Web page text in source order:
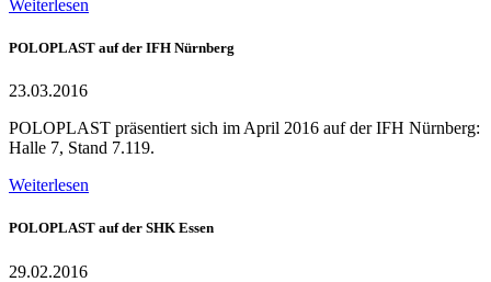
Weiterlesen
POLOPLAST auf der IFH Nürnberg
23.03.2016
POLOPLAST präsentiert sich im April 2016 auf der IFH Nürnberg:
Halle 7, Stand 7.119.
Weiterlesen
POLOPLAST auf der SHK Essen
29.02.2016